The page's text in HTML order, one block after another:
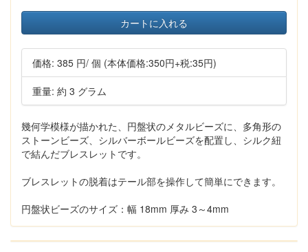
カートに入れる
価格: 385 円/ 個 (本体価格:350円+税:35円)
重量: 約 3 グラム
幾何学模様が描かれた、円盤状のメタルビーズに、多角形の
ストーンビーズ、シルバーボールビーズを配置し、シルク紐
で結んだブレスレットです。
ブレスレットの脱着はテール部を操作して簡単にできます。
円盤状ビーズのサイズ：幅 18mm 厚み 3～4mm